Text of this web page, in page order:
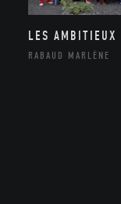
LES AMBITIEUX
RABAUD MARLÈNE